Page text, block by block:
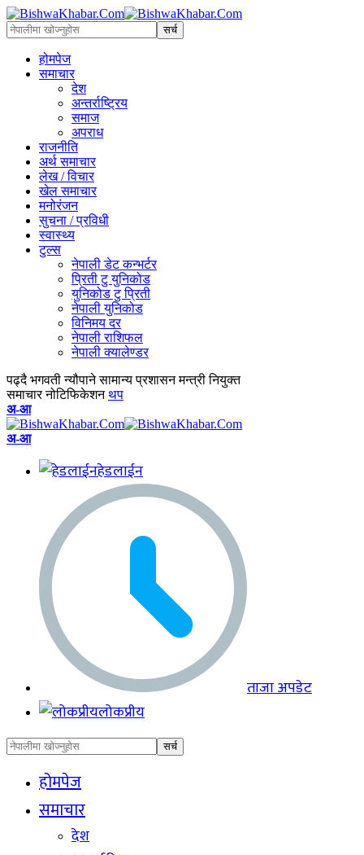
होमपेज
समाचार
देश
अन्तर्राष्ट्रिय
समाज
अपराध
राजनीति
अर्थ समाचार
लेख / विचार
खेल समाचार
मनोरंजन
सुचना / प्रविधी
स्वास्थ्य
टुल्स
नेपाली डेट कन्भर्टर
प्रिती टु युनिकोड
युनिकोड टु प्रिती
नेपाली युनिकोड
विनिमय दर
नेपाली राशिफल
नेपाली क्यालेण्डर
पढ्दै भगवती न्यौपाने सामान्य प्रशासन मन्त्री नियुक्त
समाचार नोटिफिकेशन थप
अ-आ
अ-आ
हेडलाईन
ताजा अपडेट
लोकप्रीय
होमपेज
समाचार
देश